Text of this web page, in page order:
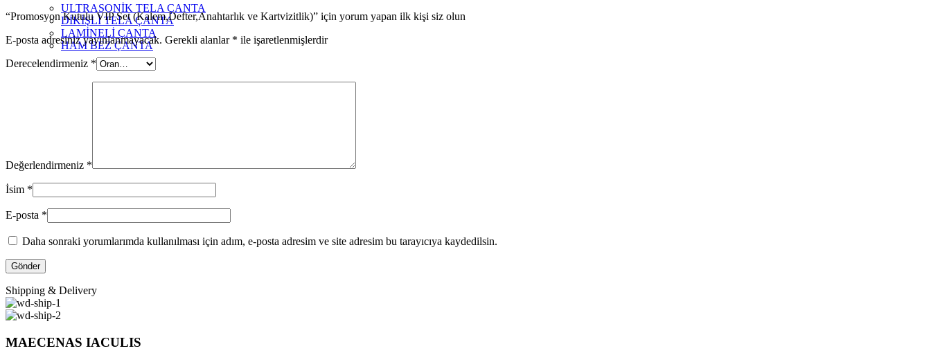
ULTRASONİK TELA ÇANTA
DİKİŞLİ TELA ÇANTA
LAMİNELİ ÇANTA
HAM BEZ ÇANTA
“Promosyon Kutulu VIP Set (Kalem,Defter,Anahtarlık ve Kartvizitlik)” için yorum yapan ilk kişi siz olun
E-posta adresiniz yayınlanmayacak. Gerekli alanlar * ile işaretlenmişlerdir
Derecelendirmeniz *
Değerlendirmeniz *
İsim *
E-posta *
Daha sonraki yorumlarımda kullanılması için adım, e-posta adresim ve site adresim bu tarayıcıya kaydedilsin.
Shipping & Delivery
MAECENAS IACULIS